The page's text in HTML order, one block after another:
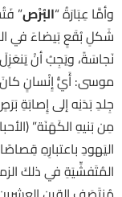
وأمَّا عِبَارَةُ “البُرْص”
شَكلِ بُقَعٍ بَيضاءَ في
نَجاسَةً، ويَجِبُ أنْ
موسى: أَيُّ إِنْسانٍ كانَ
جِلدِ بَدَنِه إلى إِصابَةِ
اليَهودِ باعتبارِهِ
المُتَفشِّيَةِ في ذلكَ